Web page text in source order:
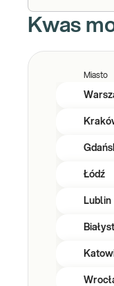
Kwas
Miasto
Łódź
Lublin